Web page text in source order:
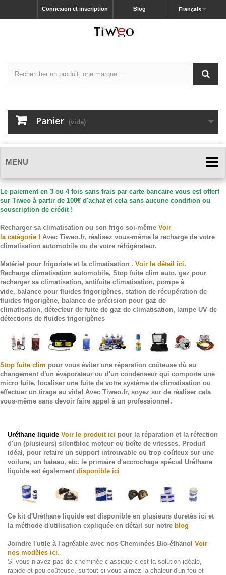
Français
Blog
Connexion et inscription
Panier (vide)
MENU
Le paiement en 3 ou 4 fois sans frais par carte bancaire vous est offert
sur Tiweo à partir de 100€ d'achat et cela sans aucune condition ou
souscription de crédit !
Recharger sa climatisation ou son frigo soi-même Voir
la catégorie ! Avec Tiweo.fr, réalisez vous-même la recharge de votre
climatisation automobile ou de votre réfrigérateur.
Matériel pour frigoriste et la climatisation . Voir le détail ici.
Recharge climatisation automobile, Stop fuite clim auto, gaz pour
recharger sa climatisation, antifuite climatisation, pompe à
vide, balance pour fluides frigorigènes, station de récupération de
fluides frigorigène, balance de précision pour gaz de
climatisation, détecteur de fuite de gaz de climatisation, lampe UV de
détections de fluides frigorigènes
Stop fuite clim pour vous éviter une réparation coûteuse dù au
changement d'un évaporateur ou d'un condenseur qui comporte une
micro fuite, localiser une fuite de votre système de climatisation ou
effectuer un tirage au vide! Avec Tiweo.fr, soyez sur de réaliser cela
vous-même sans devoir faire appel à un professionnel.
Uréthane liquide Voir le produit ici pour la réparation et la réfection
d'un (plusieurs) silentbloc moteur ou boîte de vitesses. Produit
idéal, pour refaire un support introuvable ou trop coûteux sur une
voiture, un bateau, etc. le primaire d'accrochage spécial Uréthane
liquide est également disponible ici
Ce kit d'Uréthane liquide est disponible en plusieurs duretés ici et
la méthode d'utilisation expliquée en détail sur notre blog
Joindre l'utile à l'agréable avec nos Cheminées Bio-éthanol Voir
nos modèles ici.
Si vous n’avez pas de cheminée classique c’est la solution idéale,
rapide et peu coûteuse, surtout si vous aimez la chaleur d'un feu et